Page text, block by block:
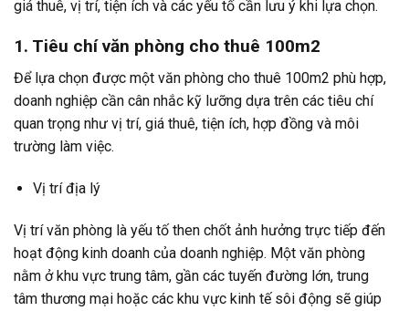
giá thuê, vị trí, tiện ích và các yếu tố cần lưu ý khi lựa chọn.
1. Tiêu chí văn phòng cho thuê 100m2
Để lựa chọn được một văn phòng cho thuê 100m2 phù hợp,
doanh nghiệp cần cân nhắc kỹ lưỡng dựa trên các tiêu chí
quan trọng như vị trí, giá thuê, tiện ích, hợp đồng và môi
trường làm việc.
Vị trí địa lý
Vị trí văn phòng là yếu tố then chốt ảnh hưởng trực tiếp đến
hoạt động kinh doanh của doanh nghiệp. Một văn phòng
nằm ở khu vực trung tâm, gần các tuyến đường lớn, trung
tâm thương mại hoặc các khu vực kinh tế sôi động sẽ giúp